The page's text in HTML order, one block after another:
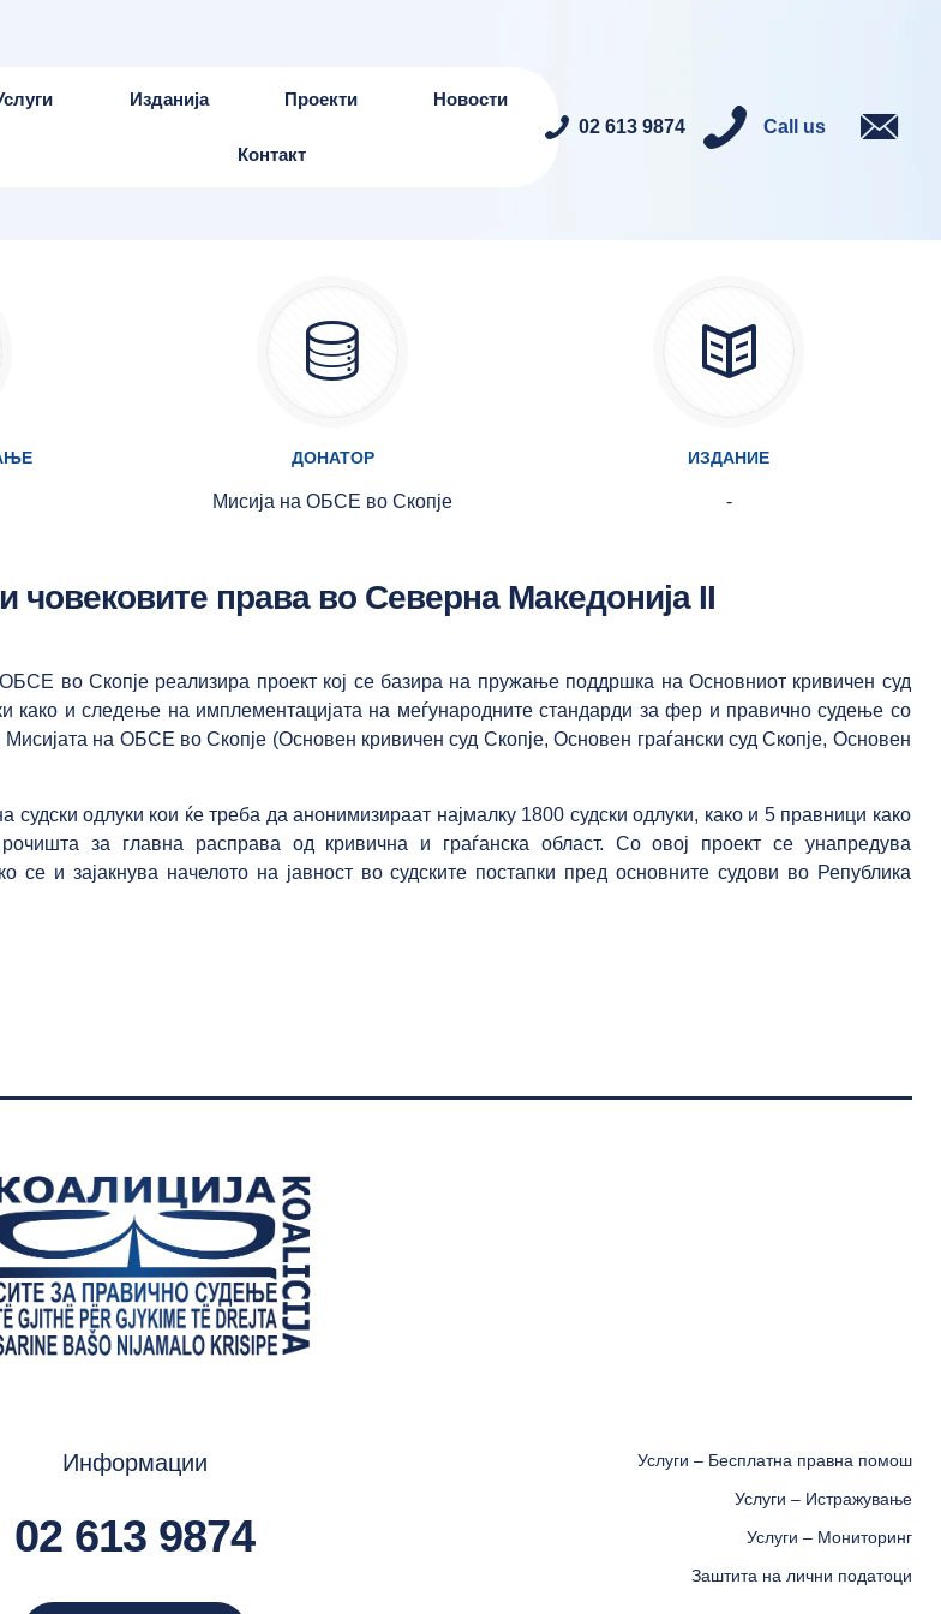
Изданија Проекти Новости
Контакт
02 613 9874 Call us
ДОНАТОР
Мисија на ОБСЕ во Скопје
ИЗДАНИЕ
-
права во Северна Македонија II
во Скопје реализира проект кој се базира на пружање поддршка на Основниот кривичен суд
како и следење на имплементацијата на меѓународните стандарди за фер и правично судење со
на ОБСЕ во Скопје (Основен кривичен суд Скопје, Основен граѓански суд Скопје, Основен
одлуки кои ќе треба да анонимизираат најмалку 1800 судски одлуки, како и 5 правници како
за главна расправа од кривична и граѓанска област. Со овој проект се унапредува
и зајакнува начелото на јавност во судските постапки пред основните судови во Република
Информации
02 613 9874
Услуги – Бесплатна правна помош
Услуги – Истражување
Услуги – Мониторинг
Заштита на лични податоци